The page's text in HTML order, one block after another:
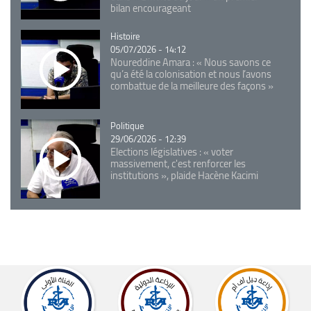
bilan encourageant
Catégorie
Histoire
05/07/2026 - 14:12
Noureddine Amara : « Nous savons ce
qu’a été la colonisation et nous l’avons
combattue de la meilleure des façons »
Catégorie
Politique
29/06/2026 - 12:39
Elections législatives : « voter
massivement, c'est renforcer les
institutions », plaide Hacène Kacimi